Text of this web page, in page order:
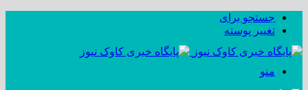
جستجو برای
تغییر پوسته
منو